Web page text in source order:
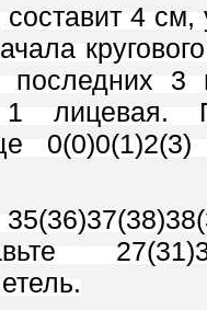
4
3
лицевая.
0(0)0(1)2(3)